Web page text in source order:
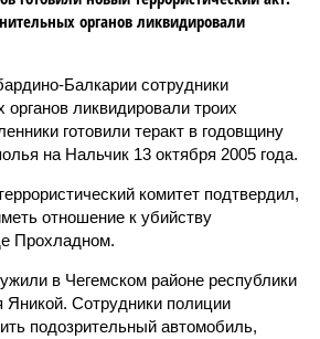
органов ликвидировали
Балкарии сотрудники
органов ликвидировали троих
готовили теракт в годовщину
на Нальчик 13 октября 2005 года.
комитет подтвердил,
отношение к убийству
Прохладном.
в Чегемском районе республики
Яникой. Сотрудники полиции
подозрительный автомобиль,